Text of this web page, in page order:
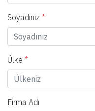
Soyadınız *
Ülke *
Firma Adı